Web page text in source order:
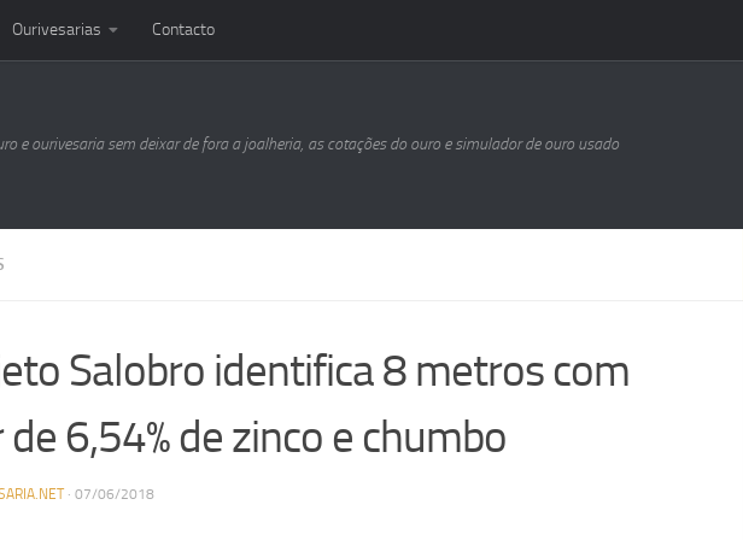
Ourivesarias Contacto
e ourivesaria sem deixar de fora a joalheria, as cotações do ouro e simulador de ouro usado
Salobro identifica 8 metros com
6,54% de zinco e chumbo
· 07/06/2018